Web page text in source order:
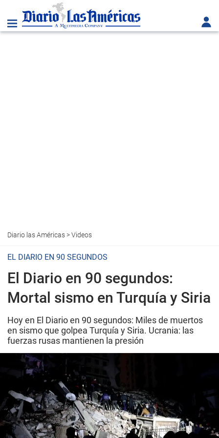
Diario las Américas>Videos
EL DIARIO EN 90 SEGUNDOS
El Diario en 90 segundos:
Mortal sismo en Turquía y Siria
Hoy en El Diario en 90 segundos: Miles de muertos
en sismo que golpea Turquía y Siria. Ucrania: las
fuerzas rusas mantienen la presión